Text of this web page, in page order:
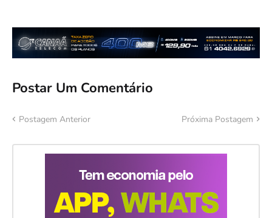
Postar Um Comentário
Postagem Anterior Próxima Postagem